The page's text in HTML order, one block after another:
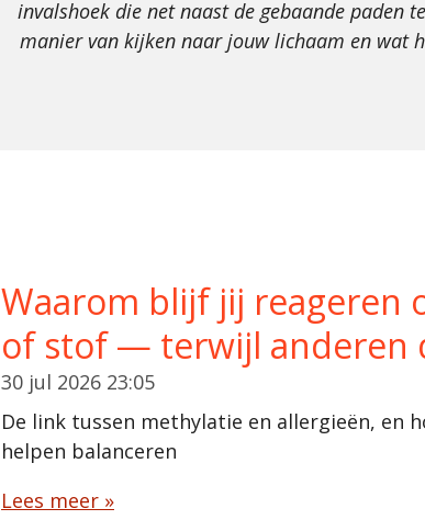
invalshoek die net naast de gebaande paden
manier van kijken naar jouw lichaam en wat
Waarom blijf jij reageren
of stof — terwijl anderen
30 jul 2026 23:05
De link tussen methylatie en allergieën, en
helpen balanceren
Lees meer »